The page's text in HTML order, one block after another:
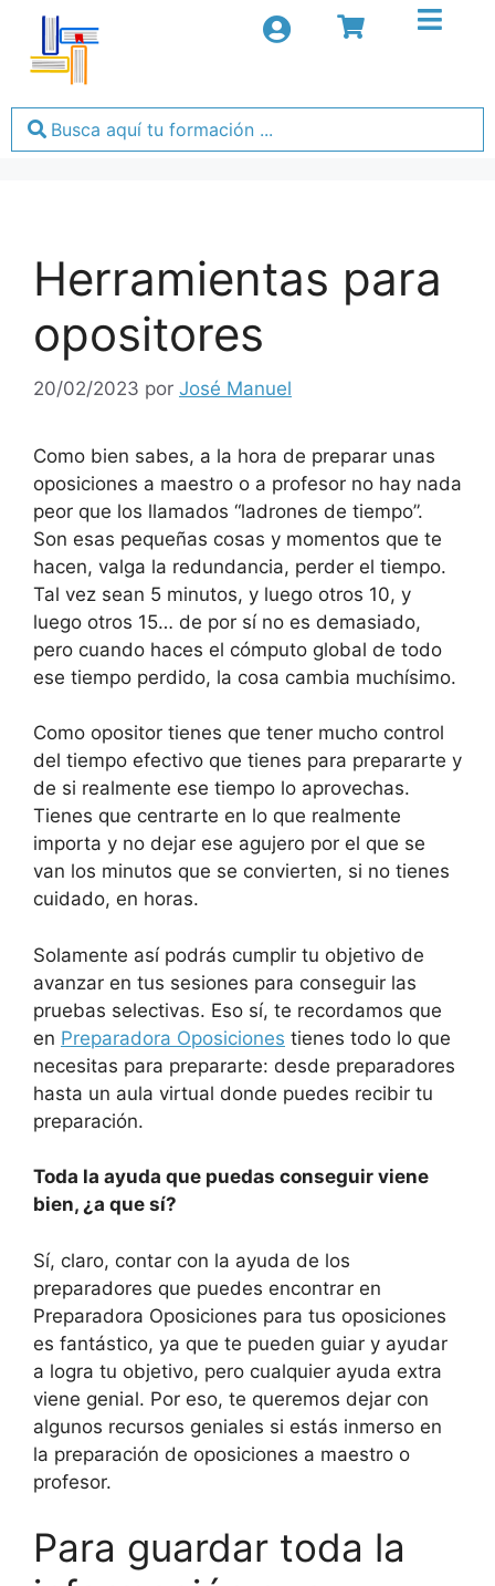
Herramientas para
opositores
20/02/2023 por José Manuel
Como bien sabes, a la hora de preparar unas
oposiciones a maestro o a profesor no hay nada
peor que los llamados “ladrones de tiempo”.
Son esas pequeñas cosas y momentos que te
hacen, valga la redundancia, perder el tiempo.
Tal vez sean 5 minutos, y luego otros 10, y
luego otros 15… de por sí no es demasiado,
pero cuando haces el cómputo global de todo
ese tiempo perdido, la cosa cambia muchísimo.
Como opositor tienes que tener mucho control
del tiempo efectivo que tienes para prepararte y
de si realmente ese tiempo lo aprovechas.
Tienes que centrarte en lo que realmente
importa y no dejar ese agujero por el que se
van los minutos que se convierten, si no tienes
cuidado, en horas.
Solamente así podrás cumplir tu objetivo de
avanzar en tus sesiones para conseguir las
pruebas selectivas. Eso sí, te recordamos que
en Preparadora Oposiciones tienes todo lo que
necesitas para prepararte: desde preparadores
hasta un aula virtual donde puedes recibir tu
preparación.
Toda la ayuda que puedas conseguir viene
bien, ¿a que sí?
Sí, claro, contar con la ayuda de los
preparadores que puedes encontrar en
Preparadora Oposiciones para tus oposiciones
es fantástico, ya que te pueden guiar y ayudar
a logra tu objetivo, pero cualquier ayuda extra
viene genial. Por eso, te queremos dejar con
algunos recursos geniales si estás inmerso en
la preparación de oposiciones a maestro o
profesor.
Para guardar toda la